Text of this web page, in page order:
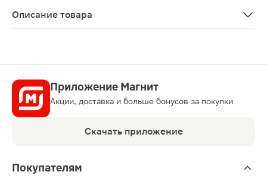
Описание товара
Приложение Магнит
Акции, доставка и больше бонусов за покупки
Скачать приложение
Покупателям